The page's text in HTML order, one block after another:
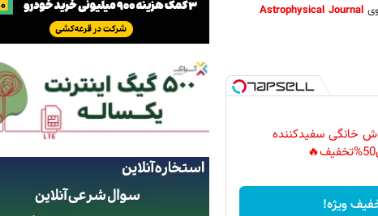
Astrophysical Journal
خانگی سفیدکننده
ویژه!